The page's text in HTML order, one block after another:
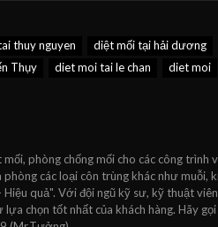
thuy nguyen diệt mối tại hải dương
Thụy diet moi tai le chan diet moi
phòng chống mối cho các công trình
các loại côn trùng khác như muỗi,
quả". Với đội ngũ kỹ sư, kỹ thuật
chọn tốt nhất của khách hàng. Hãy